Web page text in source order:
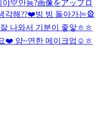
야💛안뇽?画像をアップロ
각해??❤️빙 빙 돌아가는🎡
나와서 기분이 좋앟ㅎㅎ
❤️ 얌~연한 메이크업☺️ ㅎ